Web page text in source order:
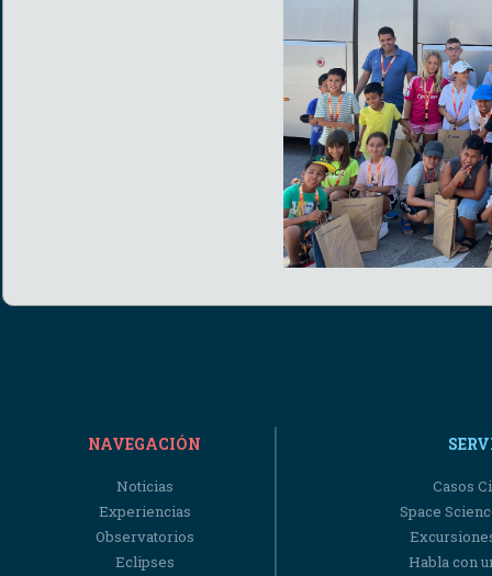
NAVEGACIÓN
Noticias
Experiencias
Observatorios
Eclipses
Casos
Space
Habla con